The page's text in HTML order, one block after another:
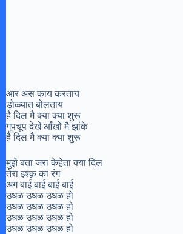
आर अस काय करताय
डोळ्यात बोलताय
है दिल मै क्या क्या शुरू
गुपचूप देखे आँखों मै झांके
है दिल मै क्या क्या शुरू
मुझे बता जरा केहेता क्या दिल
तेरा इश्क़ का रंग
अग बाई बाई बाई बाई
उधळ उधळ उधळ हो
उधळ उधळ उधळ हो
उधळ उधळ उधळ हो
उधळ उधळ उधळ हो